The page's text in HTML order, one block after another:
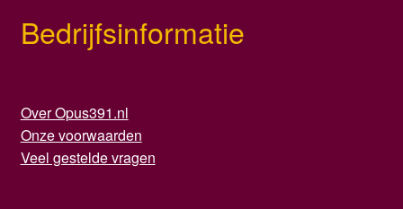
Bedrijfsinformatie
Over Opus391.nl
Onze voorwaarden
Veel gestelde vragen